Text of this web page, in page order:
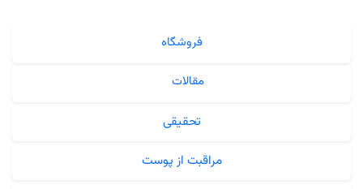
فروشگاه
مقالات
تحقیقی
مراقبت از پوست